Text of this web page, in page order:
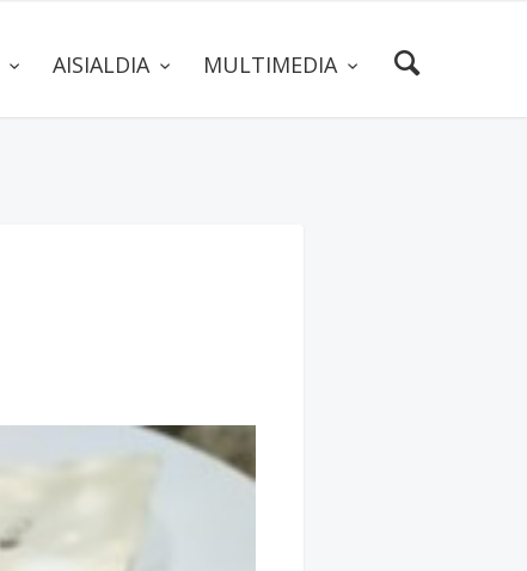
AISIALDIA MULTIMEDIA